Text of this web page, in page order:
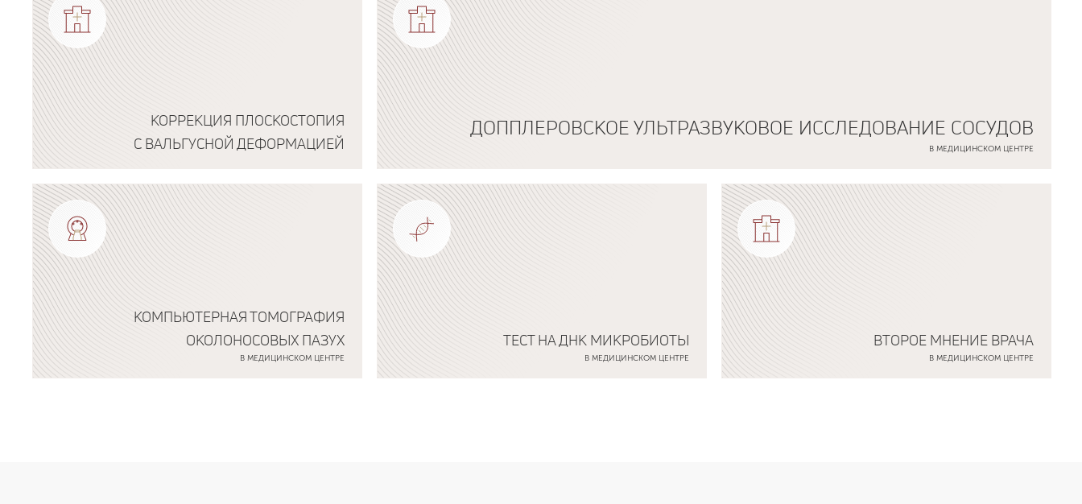
КОРРЕКЦИЯ ПЛОСКОСТОПИЯ
С ВАЛЬГУСНОЙ ДЕФОРМАЦИЕЙ
Подробнее о программе
ДОППЛЕРОВСКОЕ УЛЬТРАЗВУКОВОЕ ИССЛЕДОВАНИЕ СОСУДОВ
В МЕДИЦИНСКОМ ЦЕНТРЕ
Подробнее о программе
КОМПЬЮТЕРНАЯ ТОМОГРАФИЯ
ОКОЛОНОСОВЫХ ПАЗУХ
В МЕДИЦИНСКОМ ЦЕНТРЕ
ТЕСТ НА ДНК МИКРОБИОТЫ
В МЕДИЦИНСКОМ ЦЕНТРЕ
ВТОРОЕ МНЕНИЕ ВРАЧА
В МЕДИЦИНСКОМ ЦЕНТРЕ